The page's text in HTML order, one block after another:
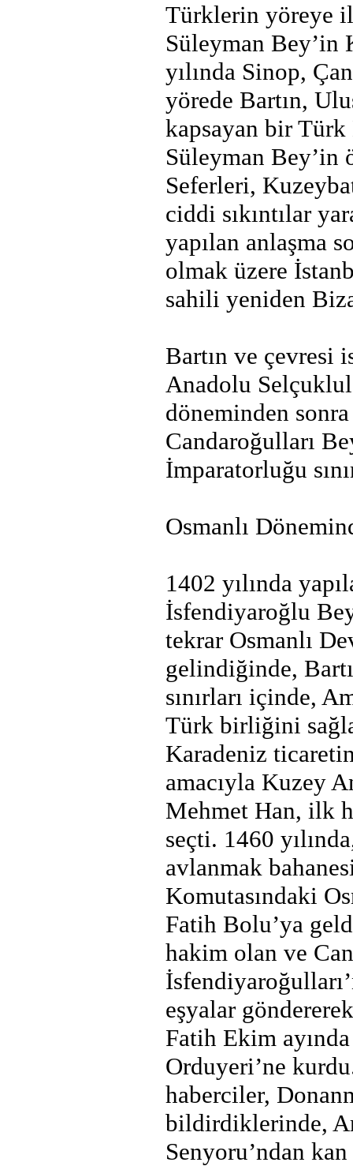
Türklerin yöreye
Süleyman Bey’in
yılında Sinop,
yörede Bartın,
kapsayan bir
Süleyman Bey’in
Seferleri,
ciddi sıkıntılar
yapılan anlaşma
olmak üzere
sahili yeniden
Bartın ve çevresi
Anadolu
döneminden
Candaroğulları
İmparatorluğu
Osmanlı
1402 yılında
İsfendiyaroğlu
tekrar Osmanlı
gelindiğinde,
sınırları içinde,
Türk birliğini
Karadeniz
amacıyla Kuzey
Mehmet Han, ilk
seçti. 1460
avlanmak
Komutasındaki
Fatih Bolu’ya
hakim olan ve
eşyalar
Fatih Ekim
Orduyeri’ne
haberciler,
bildirdiklerinde,
Senyoru’ndan